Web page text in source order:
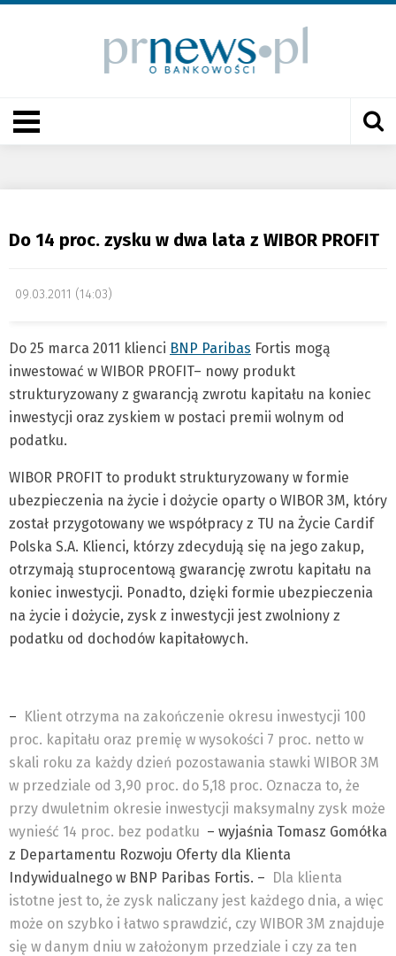
Do 14 proc. zysku w dwa lata z WIBOR PROFIT
09.03.2011 (14:03)
Do 25 marca 2011 klienci BNP Paribas Fortis mogą
inwestować w WIBOR PROFIT– nowy produkt
strukturyzowany z gwarancją zwrotu kapitału na koniec
inwestycji oraz zyskiem w postaci premii wolnym od
podatku.
WIBOR PROFIT to produkt strukturyzowany w formie
ubezpieczenia na życie i dożycie oparty o WIBOR 3M, który
został przygotowany we współpracy z TU na Życie Cardif
Polska S.A. Klienci, którzy zdecydują się na jego zakup,
otrzymają stuprocentową gwarancję zwrotu kapitału na
koniec inwestycji. Ponadto, dzięki formie ubezpieczenia
na życie i dożycie, zysk z inwestycji jest zwolniony z
podatku od dochodów kapitałowych.
– Klient otrzyma na zakończenie okresu inwestycji 100
proc. kapitału oraz premię w wysokości 7 proc. netto w
skali roku za każdy dzień pozostawania stawki WIBOR 3M
w przedziale od 3,90 proc. do 5,18 proc. Oznacza to, że
przy dwuletnim okresie inwestycji maksymalny zysk może
wynieść 14 proc. bez podatku – wyjaśnia Tomasz Gomółka
z Departamentu Rozwoju Oferty dla Klienta
Indywidualnego w BNP Paribas Fortis. – Dla klienta
istotne jest to, że zysk naliczany jest każdego dnia, a więc
może on szybko i łatwo sprawdzić, czy WIBOR 3M znajduje
się w danym dniu w założonym przedziale i czy za ten